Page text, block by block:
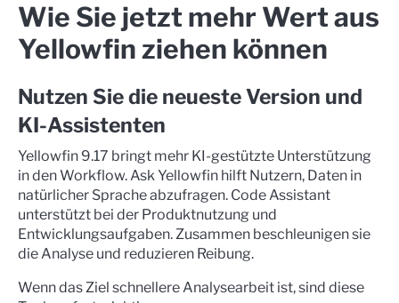
Wie Sie jetzt mehr Wert aus
Yellowfin ziehen können
Nutzen Sie die neueste Version und
KI-Assistenten
Yellowfin 9.17 bringt mehr KI-gestützte Unterstützung
in den Workflow. Ask Yellowfin hilft Nutzern, Daten in
natürlicher Sprache abzufragen. Code Assistant
unterstützt bei der Produktnutzung und
Entwicklungsaufgaben. Zusammen beschleunigen sie
die Analyse und reduzieren Reibung.
Wenn das Ziel schnellere Analysearbeit ist, sind diese